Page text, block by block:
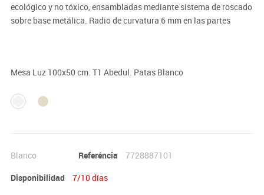
ecológico y no tóxico, ensambladas mediante sistema de roscado
sobre base metálica. Radio de curvatura 6 mm en las partes
· 100x50 cm.
Mesa Luz 100x50 cm. T1 Abedul. Patas Blanco
Blanco Referéncia
7728887101
Disponibilidad
7/10 días